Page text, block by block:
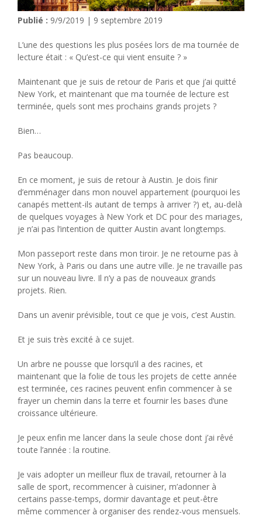
Publié : 9/9/2019 | 9 septembre 2019
L’une des questions les plus posées lors de ma tournée de
lecture était : « Qu’est-ce qui vient ensuite ? »
Maintenant que je suis de retour de Paris et que j’ai quitté
New York, et maintenant que ma tournée de lecture est
terminée, quels sont mes prochains grands projets ?
Bien…
Pas beaucoup.
En ce moment, je suis de retour à Austin. Je dois finir
d’emménager dans mon nouvel appartement (pourquoi les
canapés mettent-ils autant de temps à arriver ?) et, au-delà
de quelques voyages à New York et DC pour des mariages,
je n’ai pas l’intention de quitter Austin avant longtemps.
Mon passeport reste dans mon tiroir. Je ne retourne pas à
New York, à Paris ou dans une autre ville. Je ne travaille pas
sur un nouveau livre. Il n’y a pas de nouveaux grands
projets. Rien.
Dans un avenir prévisible, tout ce que je vois, c’est Austin.
Et je suis très excité à ce sujet.
Un arbre ne pousse que lorsqu’il a des racines, et
maintenant que la folie de tous les projets de cette année
est terminée, ces racines peuvent enfin commencer à se
frayer un chemin dans la terre et fournir les bases d’une
croissance ultérieure.
Je peux enfin me lancer dans la seule chose dont j’ai rêvé
toute l’année : la routine.
Je vais adopter un meilleur flux de travail, retourner à la
salle de sport, recommencer à cuisiner, m’adonner à
certains passe-temps, dormir davantage et peut-être
même commencer à organiser des rendez-vous mensuels.